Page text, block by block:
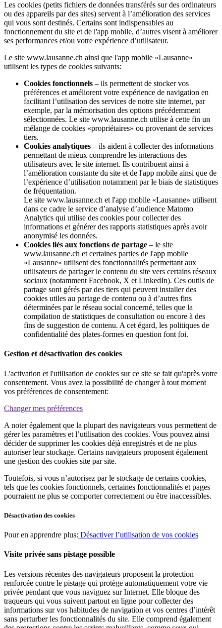
Les cookies (petits fichiers de données transférés sur des ordinateurs
ou des appareils par des sites) servent à l’amélioration des services
qui vous sont destinés. Certains sont indispensables au
fonctionnement du site et de l'app mobile, d’autres visent à améliorer
ses performances et/ou votre expérience d’utilisateur.
Le site www.lausanne.ch ainsi que l'app mobile «Lausanne»
utilisent les types de cookies suivants:
Cookies fonctionnels – ils permettent de stocker vos
préférences et améliorent votre expérience de navigation en
facilitant l’utilisation des services de notre site internet, par
exemple, par la mémorisation des options précédemment
sélectionnées. Le site www.lausanne.ch utilise à cette fin un
mélange de cookies «propriétaires» ou provenant de services
tiers.
Cookies analytiques – ils aident à collecter des informations
permettant de mieux comprendre les interactions des
utilisateurs avec le site internet. Ils contribuent ainsi à
l’amélioration constante du site et de l'app mobile ainsi que de
l’expérience d’utilisation notamment par le biais de statistiques
de fréquentation.
Le site www.lausanne.ch et l'app mobile «Lausanne» utilisent
dans ce cadre le service d’analyse d’audience Matomo
Analytics qui utilise des cookies pour collecter des
informations et générer des rapports statistiques après avoir
anonymisé les données.
Cookies liés aux fonctions de partage – le site
www.lausanne.ch et certaines parties de l'app mobile
«Lausanne» utilisent des fonctionnalités permettant aux
utilisateurs de partager le contenu du site vers certains réseaux
sociaux (notamment Facebook, X et LinkedIn). Ces outils de
partage sont gérés par des tiers qui peuvent installer des
cookies utiles au partage de contenu ou à d’autres fins
déterminées par le réseau social concerné, telles que la
compilation de statistiques de consultation ou encore à des
fins de suggestion de contenu. A cet égard, les politiques de
confidentialité des plates-formes en question font foi.
Gestion et désactivation des cookies
L'activation et l'utilisation de cookies sur ce site se fait qu'après votre
consentement. Vous avez la possibilité de changer à tout moment
vos préférences de consentement:
Changer mes préférences
A noter également que la plupart des navigateurs vous permettent de
gérer les paramètres et l’utilisation des cookies. Vous pouvez ainsi
décider de supprimer les cookies déjà enregistrés et de ne plus
autoriser leur stockage. Certains navigateurs proposent également
une gestion des cookies site par site.
Toutefois, si vous n’autorisez par le stockage de certains cookies,
tels que les cookies fonctionnels, certaines fonctionnalités et pages
pourraient ne plus se comporter correctement ou être inaccessibles.
Désactivation des cookies
Pour en apprendre plus: Désactiver l’utilisation de vos cookies
Visite privée sans pistage possible
Les versions récentes des navigateurs proposent la protection
renforcée contre le pistage qui protège automatiquement votre vie
privée pendant que vous naviguez sur Internet. Elle bloque des
traqueurs qui vous suivent partout en ligne pour collecter des
informations sur vos habitudes de navigation et vos centres d’intérêt
sans perturber les fonctionnalités du site. Elle comprend également